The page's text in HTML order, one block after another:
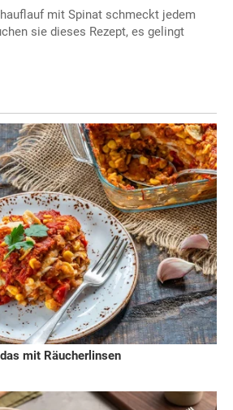
mit Spinat schmeckt jedem
sie dieses Rezept, es gelingt
mit Räucherlinsen